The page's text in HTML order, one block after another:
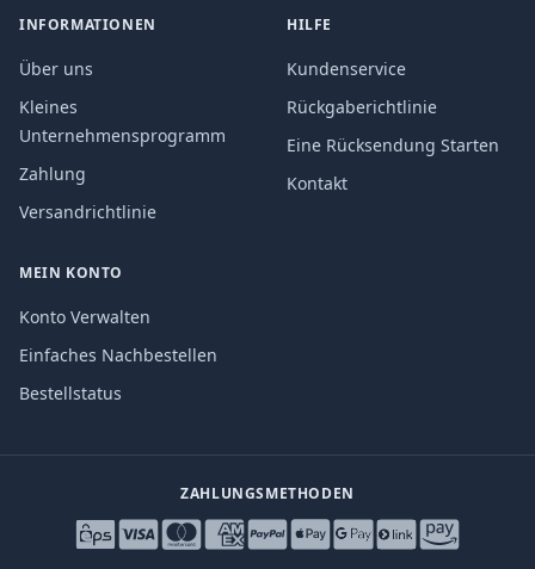
INFORMATIONEN
Über uns
Kleines
Unternehmensprogramm
Zahlung
Versandrichtlinie
HILFE
Kundenservice
Rückgaberichtlinie
Eine Rücksendung Starten
Kontakt
MEIN KONTO
Konto Verwalten
Einfaches Nachbestellen
Bestellstatus
ZAHLUNGSMETHODEN